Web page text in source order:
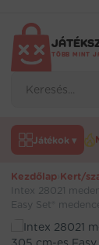
tartalomra
TÖBB MINT
search
Játékok ▾
Kezdőlap Kert/
Intex 28021
Easy Set®